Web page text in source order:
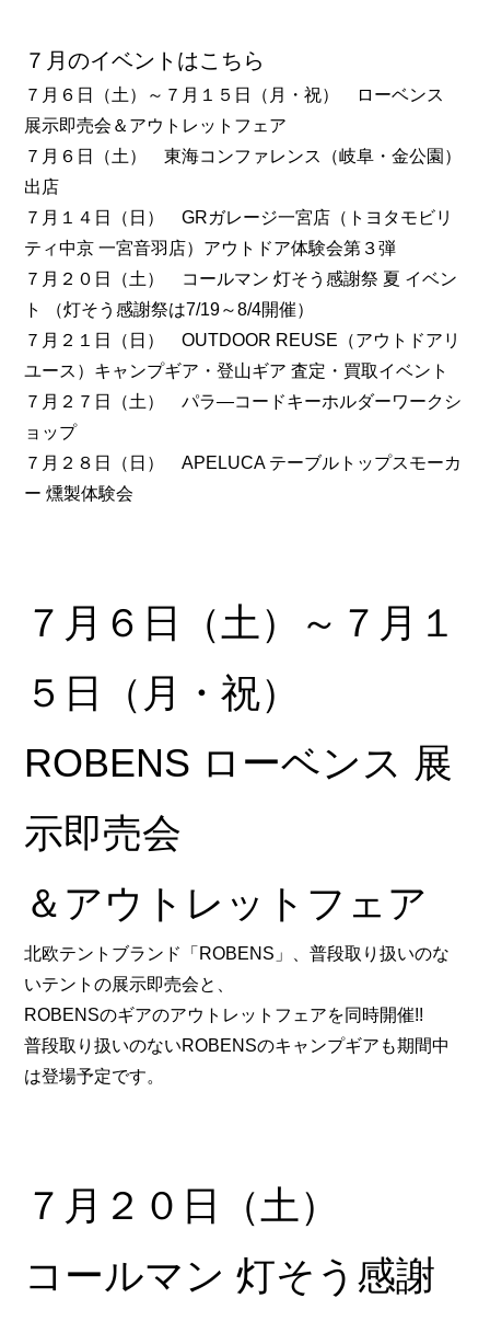
７月のイベントはこちら
７月６日（土）～７月１５日（月・祝） ローベンス
展示即売会＆アウトレットフェア
７月６日（土） 東海コンファレンス（岐阜・金公園）
出店
７月１４日（日） GRガレージ一宮店（トヨタモビリ
ティ中京 一宮音羽店）アウトドア体験会第３弾
７月２０日（土） コールマン 灯そう感謝祭 夏 イベン
ト （灯そう感謝祭は7/19～8/4開催）
７月２１日（日） OUTDOOR REUSE（アウトドアリ
ユース）キャンプギア・登山ギア 査定・買取イベント
７月２７日（土） パラ―コードキーホルダーワークシ
ョップ
７月２８日（日） APELUCA テーブルトップスモーカ
ー 燻製体験会
７月６日（土）～７月１
５日（月・祝）
ROBENS ローベンス 展
示即売会
＆アウトレットフェア
北欧テントブランド「ROBENS」、普段取り扱いのな
いテントの展示即売会と、
ROBENSのギアのアウトレットフェアを同時開催!!
普段取り扱いのないROBENSのキャンプギアも期間中
は登場予定です。
７月２０日（土）
コールマン 灯そう感謝